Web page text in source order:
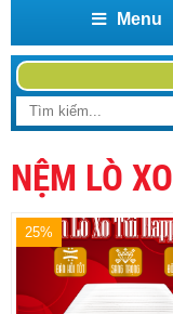
Menu
NỆM LÒ XO
25%